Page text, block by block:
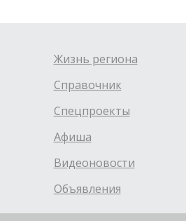
Жизнь региона
Справочник
Спецпроекты
Афиша
Видеоновости
Объявления